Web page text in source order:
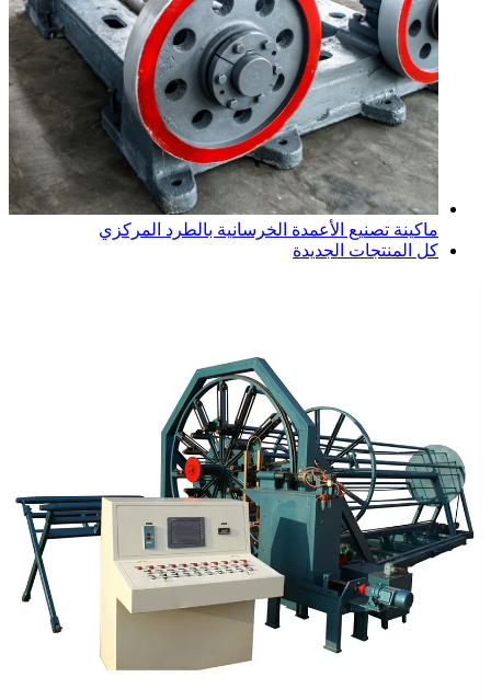
ماكينة تصنيع الأعمدة الخرسانية بالطرد المركزي
كل المنتجات الجديدة